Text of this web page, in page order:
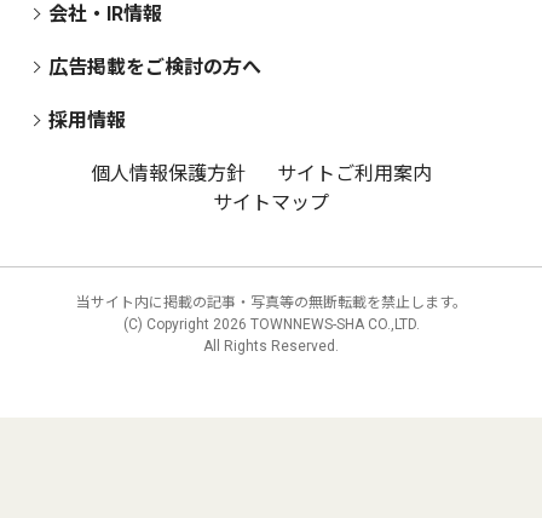
会社・IR情報
広告掲載をご検討の方へ
採用情報
個人情報保護方針
サイトご利用案内
サイトマップ
当サイト内に掲載の記事・写真等の無断転載を禁止します。
(C) Copyright 2026 TOWNNEWS-SHA CO.,LTD.
All Rights Reserved.